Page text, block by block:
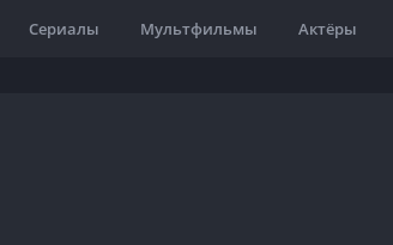
Сериалы Мультфильмы Актёры